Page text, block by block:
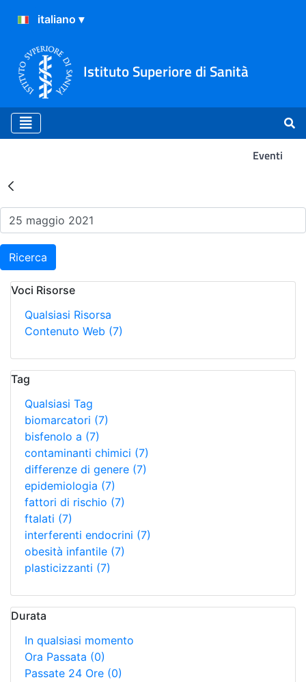
Istituto Superiore di Sanità
Eventi
Risultati della Ricerca -
Ricerca
Voci Risorse
Qualsiasi Risorsa
Contenuto Web (7)
Tag
Qualsiasi Tag
biomarcatori (7)
bisfenolo a (7)
contaminanti chimici (7)
differenze di genere (7)
epidemiologia (7)
fattori di rischio (7)
ftalati (7)
interferenti endocrini (7)
obesità infantile (7)
plasticizzanti (7)
Durata
In qualsiasi momento
Ora Passata (0)
Passate 24 Ore (0)